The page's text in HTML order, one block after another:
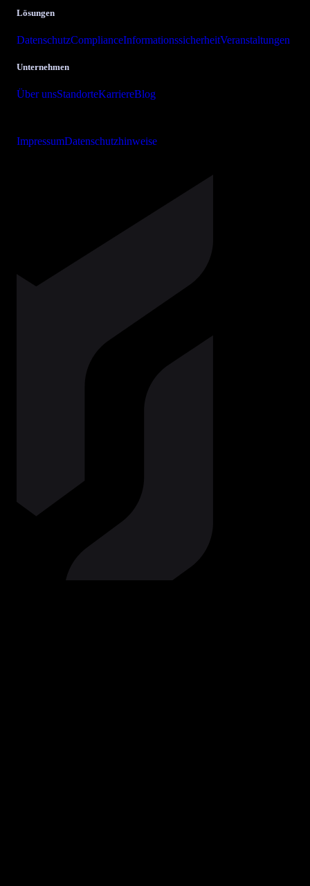
Lösungen
DatenschutzComplianceInformationssicherheitVeranstaltungen
Unternehmen
Über unsStandorteKarriereBlog
ImpressumDatenschutzhinweise